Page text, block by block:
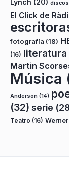
Lynch (20) discos
El Click de
fotografía (18)
(16) literatura
Martin
Música
Anderson (14)
(32) serie
Teatro (16)